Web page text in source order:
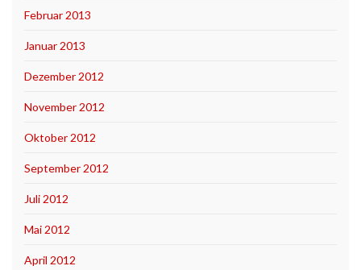
Februar 2013
Januar 2013
Dezember 2012
November 2012
Oktober 2012
September 2012
Juli 2012
Mai 2012
April 2012